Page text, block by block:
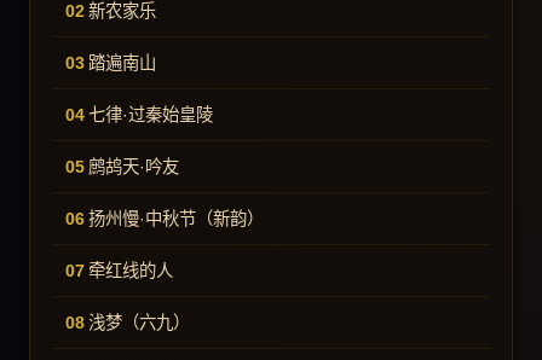
新农家乐
踏遍南山
七律·过秦始皇陵
鹧鸪天·吟友
扬州慢·中秋节（新韵）
牵红线的人
浅梦（六九）